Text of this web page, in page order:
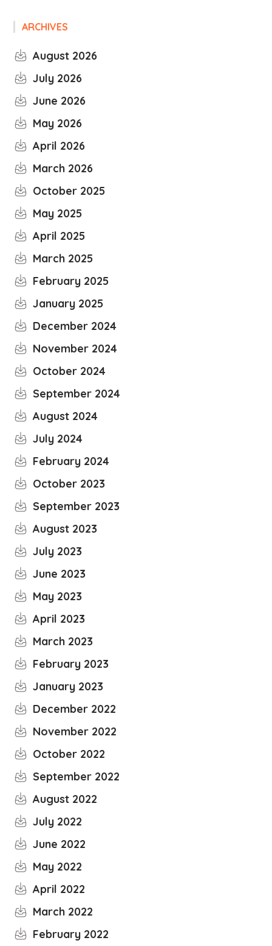
ARCHIVES
August 2026
July 2026
June 2026
May 2026
April 2026
March 2026
October 2025
May 2025
April 2025
March 2025
February 2025
January 2025
December 2024
November 2024
October 2024
September 2024
August 2024
July 2024
February 2024
October 2023
September 2023
August 2023
July 2023
June 2023
May 2023
April 2023
March 2023
February 2023
January 2023
December 2022
November 2022
October 2022
September 2022
August 2022
July 2022
June 2022
May 2022
April 2022
March 2022
February 2022